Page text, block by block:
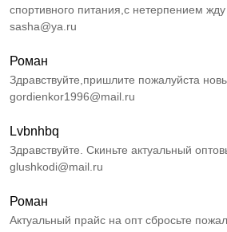
спортивного питания,с нетерпением
sasha@ya.ru
Роман
Здравствуйте,пришлите пожалуйста
gordienkor1996@mail.ru
Lvbnhbq
Здравствуйте. Скиньте актуальный
glushkodi@mail.ru
Роман
Актуальный прайс на опт сбросьте